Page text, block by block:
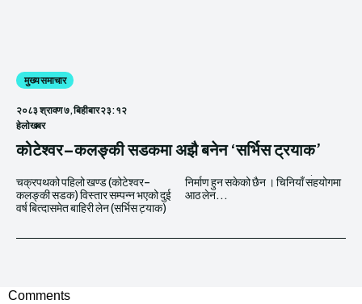
मुख्य समाचार
२०८३ श्रावण ७, बिहीबार २३:१२
हेलाेखबर
कोटेश्वर–कलङ्की सडकमा अझै बनेन ‘सर्भिस ट्रयाक’
चक्रपथको पहिलो खण्ड (कोटेश्वर–
कलङ्की सडक) विस्तार सम्पन्न भएको दुई
वर्ष बित्दासमेत बाहिरी लेन (सर्भिस ट्याक)
निर्माण हुन सकेको छैन । चिनियाँ सहयोगमा
आठ लेन...
Comments